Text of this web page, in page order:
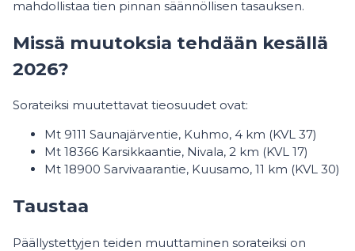
mahdollistaa tien pinnan säännöllisen tasauksen.
Missä muutoksia tehdään kesällä
2026?
Sorateiksi muutettavat tieosuudet ovat:
Mt 9111 Saunajärventie, Kuhmo, 4 km (KVL 37)
Mt 18366 Karsikkaantie, Nivala, 2 km (KVL 17)
Mt 18900 Sarvivaarantie, Kuusamo, 11 km (KVL 30)
Taustaa
Päällystettyjen teiden muuttaminen sorateiksi on